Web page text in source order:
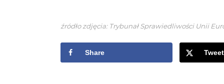
źródło zdjęcia: Trybunał Sprawiedliwości Unii
Share Tweet